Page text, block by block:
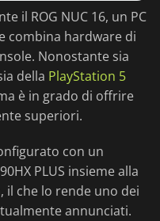
il ROG NUC 16, un PC
combina hardware di
Nonostante sia
della PlayStation 5
è in grado di offrire
superiori.
con un
PLUS insieme alla
il che lo rende uno dei
annunciati.